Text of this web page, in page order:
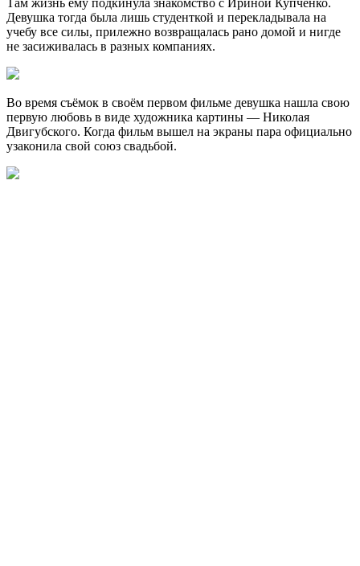
Девушка тогда была лишь студенткой и перекладывала на
учебу все силы, прилежно возвращалась рано домой и нигде
не засиживалась в разных компаниях.
Во время съёмок в своём первом фильме девушка нашла свою
первую любовь в виде художника картины — Николая
Двигубского. Когда фильм вышел на экраны пара официально
узаконила свой союз свадьбой.